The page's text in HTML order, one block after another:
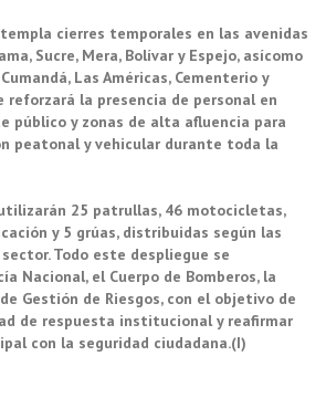
cierres temporales en las avenidas
Sucre, Mera, Bolívar y Espejo, asícomo
á, Las Américas, Cementerio y
reforzará la presencia de personal en
público y zonas de alta afluencia para
n peatonal y vehicular durante toda la
án 25 patrullas, 46 motocicletas,
ón y 5 grúas, distribuidas según las
Todo este despliegue se
ía Nacional, el Cuerpo de Bomberos, la
Gestión de Riesgos, con el objetivo de
de respuesta institucional y reafirmar
con la seguridad ciudadana.(I)